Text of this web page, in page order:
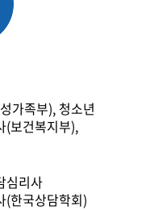
가족부), 청소년
(보건복지부),
심리사
(한국상담학회)